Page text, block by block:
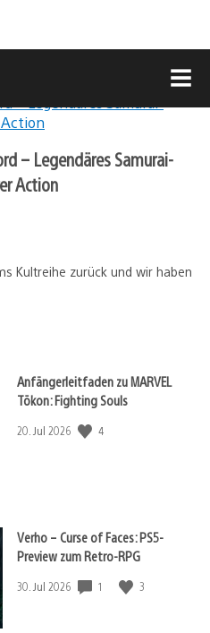
– Legendäres Samurai-
Action
Kultreihe zurück und wir haben
Anfängerleitfaden zu MARVEL
Tōkon: Fighting Souls
Veröffentlicht
Veröffentlichungsdatum:
20. Jul 2026 4
Verho – Curse of Faces: PS5-
Preview zum Retro-RPG
Veröffentlicht
Veröffentlichungsdatum:
30. Jul 2026 1 3